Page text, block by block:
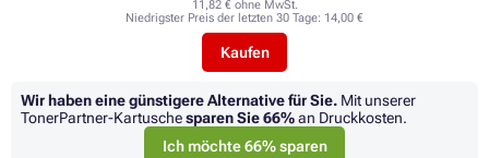
11,82 € ohne MwSt.
Niedrigster Preis der letzten 30 Tage: 14,00 €
Kaufen
Wir haben eine günstigere Alternative für Sie. Mit unserer
TonerPartner-Kartuschesparen Sie66%an Druckkosten.
Ich möchte 66% sparen